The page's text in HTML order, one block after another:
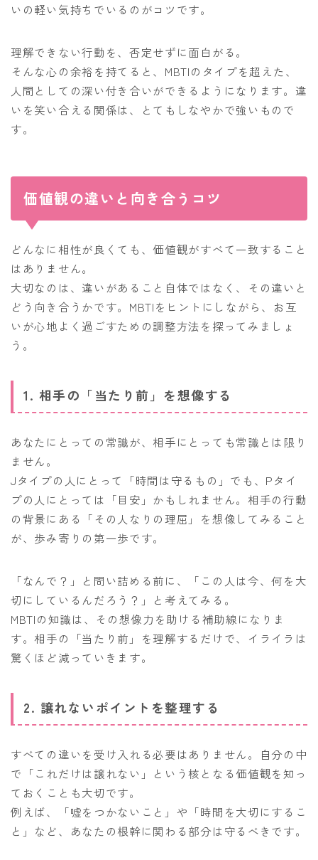
いの軽い気持ちでいるのがコツです。
理解できない行動を、否定せずに面白がる。
そんな心の余裕を持てると、MBTIのタイプを超えた、
人間としての深い付き合いができるようになります。違
いを笑い合える関係は、とてもしなやかで強いもので
す。
価値観の違いと向き合うコツ
どんなに相性が良くても、価値観がすべて一致すること
はありません。
大切なのは、違いがあること自体ではなく、その違いと
どう向き合うかです。MBTIをヒントにしながら、お互
いが心地よく過ごすための調整方法を探ってみましょ
う。
1. 相手の「当たり前」を想像する
あなたにとっての常識が、相手にとっても常識とは限り
ません。
Jタイプの人にとって「時間は守るもの」でも、Pタイ
プの人にとっては「目安」かもしれません。相手の行動
の背景にある「その人なりの理屈」を想像してみること
が、歩み寄りの第一歩です。
「なんで？」と問い詰める前に、「この人は今、何を大
切にしているんだろう？」と考えてみる。
MBTIの知識は、その想像力を助ける補助線になりま
す。相手の「当たり前」を理解するだけで、イライラは
驚くほど減っていきます。
2. 譲れないポイントを整理する
すべての違いを受け入れる必要はありません。自分の中
で「これだけは譲れない」という核となる価値観を知っ
ておくことも大切です。
例えば、「嘘をつかないこと」や「時間を大切にするこ
と」など、あなたの根幹に関わる部分は守るべきです。